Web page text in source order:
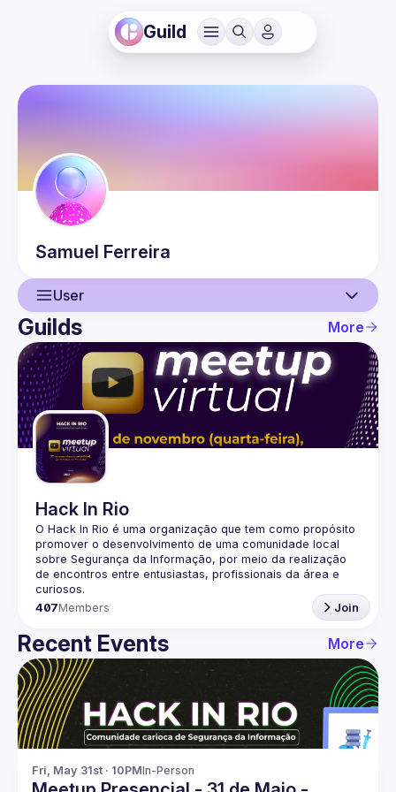
Guild
Samuel Ferreira
User
User
Events
Guilds
Guilds More
Hack In Rio
O Hack In Rio é uma organização que tem como propósito
promover o desenvolvimento de uma comunidade local
sobre Segurança da Informação, por meio da realização
de encontros entre entusiastas, profissionais da área e
407Members Join
Recent Events More
Fri, May 31st · 10PMIn-Person